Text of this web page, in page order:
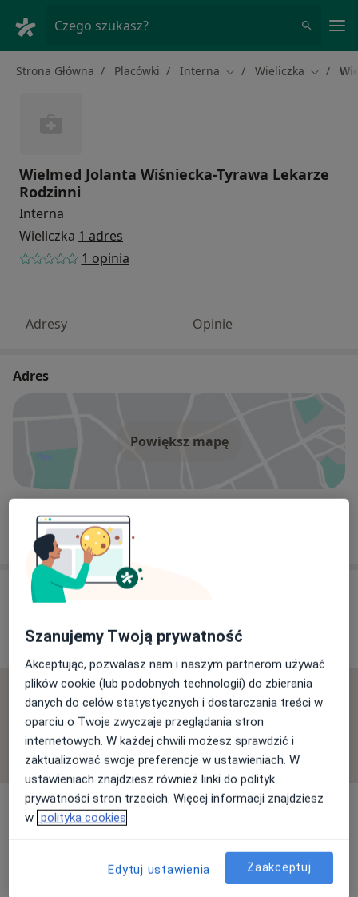
Czego szukasz?
Strona Główna Placówki Interna Zmień miasto
Wieliczka Zmień
Wielmed Jolanta Wiśniecka-Tyrawa Lekarze
Rodzinni
Interna
Wieliczka 1 adres
1 opinia
Adresy Opinie
Adres
Powiększ mapę
Mickiewicza 10 CD, 32-020 Wieliczka
Opinie o specjalistach (1)
1 opinia
Sprawdzamy wszystkie opinie. Moderujemy je
zgodnie z naszymi zasadami, dowiedz się więcej o
opiniach i sposobie obliczania gwiazdek na
Dowiedz się więcejDowiedz się więcej o opiniach
Szukaj w opiniach
Szanujemy Twoją prywatność
Akceptując, pozwalasz nam i naszym partnerom używać
plików cookie (lub podobnych technologii) do zbierania
danych do celów statystycznych i dostarczania treści w
oparciu o Twoje zwyczaje przeglądania stron
internetowych. W każdej chwili możesz sprawdzić i
zaktualizować swoje preferencje w ustawieniach. W
ustawieniach znajdziesz również linki do polityk
prywatności stron trzecich. Więcej informacji znajdziesz
w polityka cookies
Edytuj ustawienia Zaakceptuj